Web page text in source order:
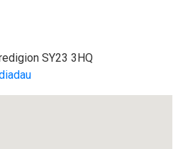
SY23 3HQ